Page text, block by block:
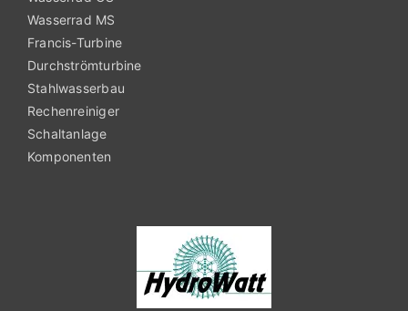
Wasserrad MS
Francis-Turbine
Durchströmturbine
Stahlwasserbau
Rechenreiniger
Schaltanlage
Komponenten